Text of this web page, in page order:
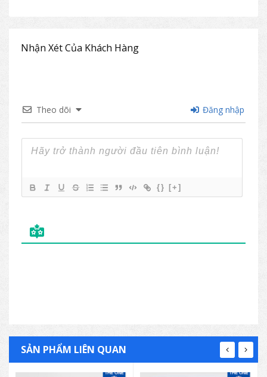
Nhận Xét Của Khách Hàng
Theo dõi Đăng nhập
{} [+]
SẢN PHẨM LIÊN QUAN